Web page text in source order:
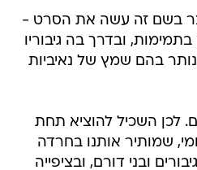
בשם זה עשה את הסרט -
ובדרך בה גיבוריו
בהם שמץ של נאיביות
לכן השכיל להוציא תחת
שמותיר אותנו בחרדה
ובני דורם, ובציפייה